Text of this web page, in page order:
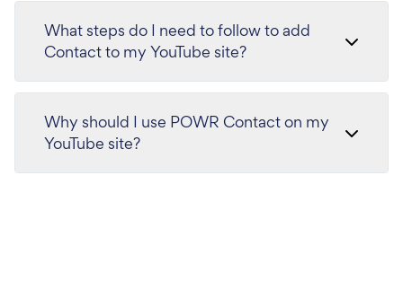
What steps do I need to follow to add
Contact to my YouTube site?
Why should I use POWR Contact on my
YouTube site?